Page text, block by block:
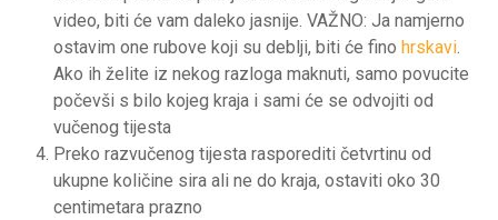
video, biti će vam daleko jasnije. VAŽNO: Ja namjerno
ostavim one rubove koji su deblji, biti će fino hrskavi.
Ako ih želite iz nekog razloga maknuti, samo povucite
počevši s bilo kojeg kraja i sami će se odvojiti od
vučenog tijesta
Preko razvučenog tijesta rasporediti četvrtinu od
ukupne količine sira ali ne do kraja, ostaviti oko 30
centimetara prazno